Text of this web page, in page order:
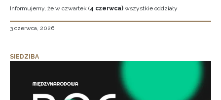
Informujemy, że w czwartek (4 czerwca) wszystkie oddziały
3 czerwca, 2026
SIEDZIBA